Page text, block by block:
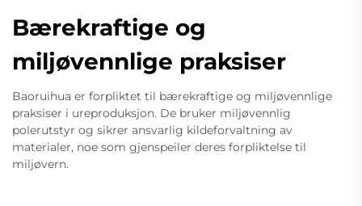
Bærekraftige og
miljøvennlige praksiser
Baoruihua er forpliktet til bærekraftige og miljøvennlige
praksiser i ureproduksjon. De bruker miljøvennlig
polerutstyr og sikrer ansvarlig kildeforvaltning av
materialer, noe som gjenspeiler deres forpliktelse til
miljøvern.